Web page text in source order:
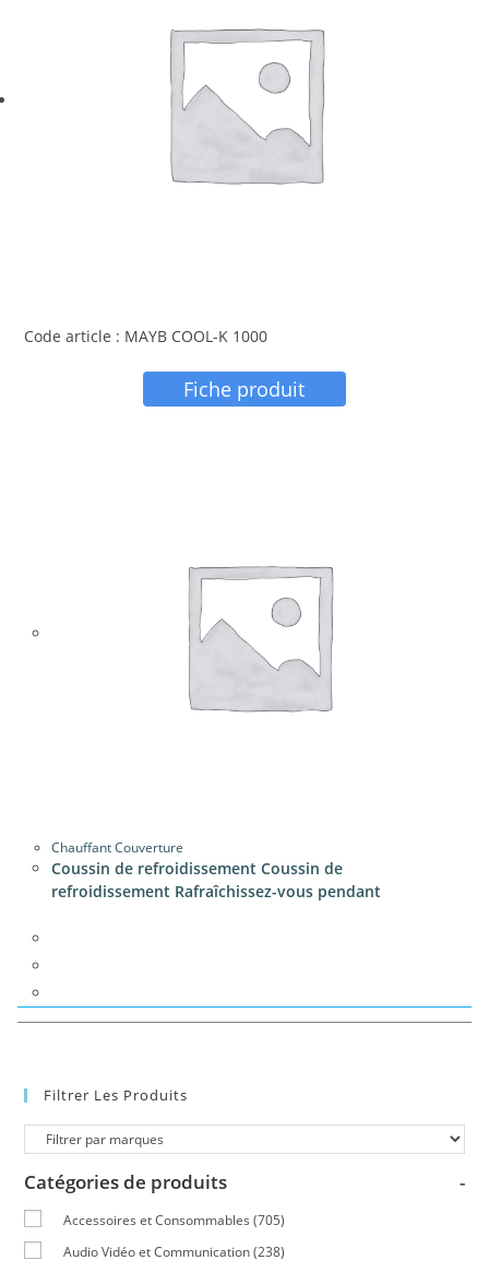
Code article : MAYB COOL-K 1000
Fiche produit
Chauffant Couverture
Coussin de refroidissement Coussin de
refroidissement Rafraîchissez-vous pendant
Filtrer Les Produits
Catégories de produits -
Accessoires et Consommables (705)
Audio Vidéo et Communication (238)